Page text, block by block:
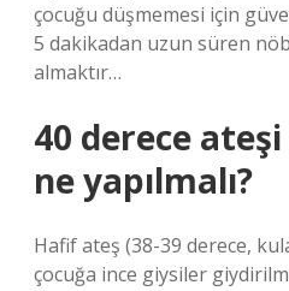
çocuğu düşmemesi için
5 dakikadan uzun süren
almaktır…
40 derece
ne yapılmalı?
Hafif ateş (38-39 derece,
çocuğa ince giysiler